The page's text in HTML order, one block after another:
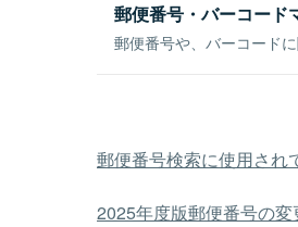
郵便番号・バーコード
郵便番号や、バーコード
郵便番号検索に使用され
2025年度版郵便番号の変